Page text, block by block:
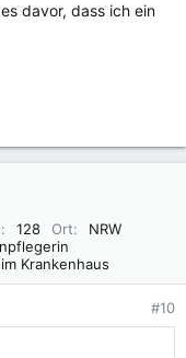
davor, dass ich ein
128 Ort
NRW
Krankenhaus
#10